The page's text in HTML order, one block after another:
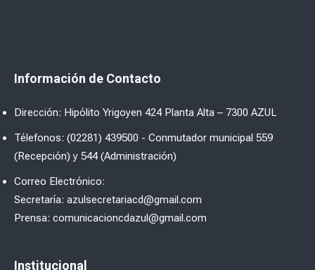
Información de Contacto
Dirección: Hipólito Yrigoyen 424 Planta Alta – 7300 AZUL
Télefonos: (02281) 439500 - Conmutador municipal 559
(Recepción) y 544 (Administración)
Correo Electrónico:
Secretaría: azulsecretariacd@gmail.com
Prensa: comunicacioncdazul@gmail.com
Institucional